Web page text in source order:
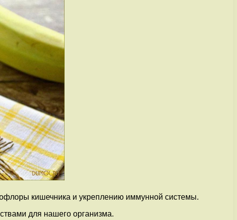
кишечника и укреплению иммунной системы.
для нашего организма.